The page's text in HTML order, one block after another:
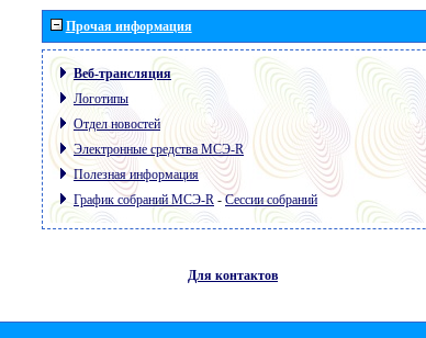
Прочая информация
Веб-трансляция
Логотипы
Отдел новостей
Электронные средства МСЭ-R
Полезная информация
График собраний МСЭ-R -Сессии собраний
Для контактов